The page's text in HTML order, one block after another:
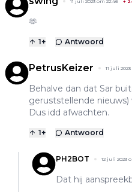
🫶
1+ Antwoord
PetrusKeizer 11 juli
Behalve dan dat Sar
geruststellende
Dus idd afwachten.
1+ Antwoord
PH2BOT 12 juli 2023
Dat hij